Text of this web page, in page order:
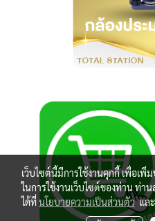
เว็บไซต์นี้มีการใช้งานคุกกี้ เพื่อเ
ในการใช้งานเว็บไซต์ของท่าน ท่า
ได้ที่นโยบายความเป็นส่วนตัวและ